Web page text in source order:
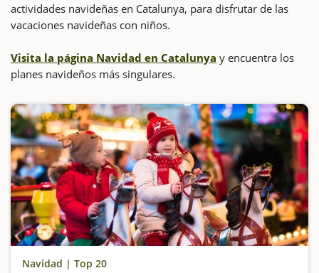
actividades navideñas en Catalunya, para disfrutar de las
vacaciones navideñas con niños.
Visita la página Navidad en Catalunya y encuentra los
planes navideños más singulares.
Navidad | Top 20